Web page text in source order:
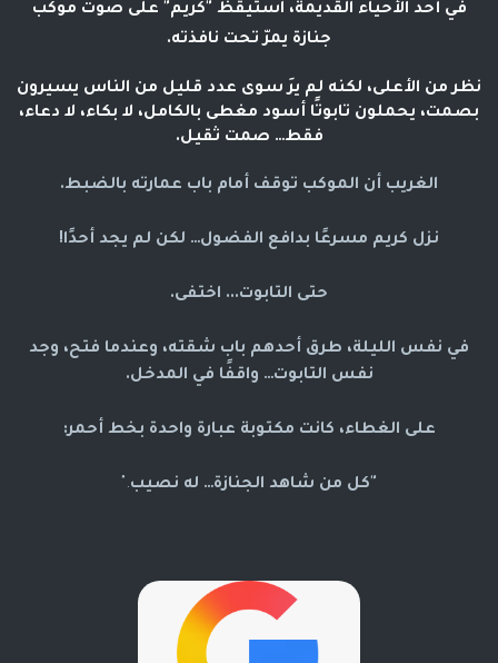
في أحد الأحياء القديمة، استيقظ "كريم" على صوت موكب
جنازة يمرّ تحت نافذته.
نظر من الأعلى، لكنه لم يرَ سوى عدد قليل من الناس يسيرون
بصمت، يحملون تابوتًا أسود مغطى بالكامل، لا بكاء، لا دعاء،
فقط… صمت ثقيل.
الغريب أن الموكب توقف أمام باب عمارته بالضبط.
نزل كريم مسرعًا بدافع الفضول… لكن لم يجد أحدًا!
حتى التابوت... اختفى.
في نفس الليلة، طرق أحدهم باب شقته، وعندما فتح، وجد
نفس التابوت… واقفًا في المدخل.
على الغطاء، كانت مكتوبة عبارة واحدة بخط أحمر:
"كل من شاهد الجنازة… له نصيب."